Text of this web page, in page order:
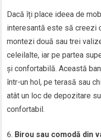
Dacă îți place ideea de
interesantă este să creezi
montezi două sau trei
celeilalte, iar pe partea
și confortabilă. Această
într-un hol, pe terasă sau
atât un loc de depozitare
confortabil.
Birou sau comodă din